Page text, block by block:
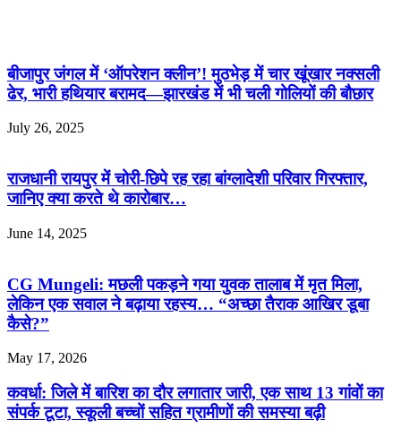
बीजापुर जंगल में ‘ऑपरेशन क्लीन’! मुठभेड़ में चार खूंखार नक्सली
ढेर, भारी हथियार बरामद—झारखंड में भी चली गोलियों की बौछार
July 26, 2025
राजधानी रायपुर में चोरी-छिपे रह रहा बांग्लादेशी परिवार गिरफ्तार,
जानिए क्या करते थे कारोबार…
June 14, 2025
CG Mungeli: मछली पकड़ने गया युवक तालाब में मृत मिला,
लेकिन एक सवाल ने बढ़ाया रहस्य… “अच्छा तैराक आखिर डूबा
कैसे?”
May 17, 2026
कवर्धा: जिले में बारिश का दौर लगातार जारी, एक साथ 13 गांवों का
संपर्क टूटा, स्कूली बच्चों सहित ग्रामीणों की समस्या बढ़ी